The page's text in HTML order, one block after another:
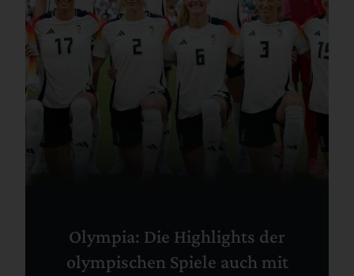
Olympia: Die Highlights der
olympischen Spiele auch mit